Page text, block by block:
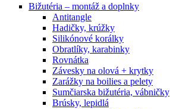
Bižutéria – montáž a doplnky
Antitangle
Hadičky, krúžky
Silikónové korálky
Obratlíky, karabinky
Rovnátka
Závesky na olová + krytky
Zarážky na boilies a pelety
Sumčiarska bižutéria, vábničky
Brúsky, lepidlá